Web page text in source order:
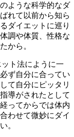
ような科学的なダ
れて以前から知ら
ダイエットに巡り
調や体質、性格な
から。
ト法にように一
ず自分に合ってい
て自分にピッタリ
導がされたとして
ってからでは体内
わせて微妙にダイ
。